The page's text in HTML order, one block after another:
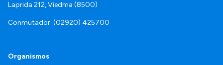
Laprida 212, Viedma (8500)
Conmutador: (02920) 425700
Organismos